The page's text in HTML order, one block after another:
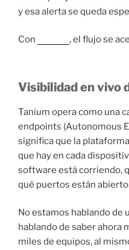
y esa alerta se queda
Con , el flujo se
Visibilidad en vivo
Tanium opera como una
endpoints (Autonomous
significa que la
que hay en cada
software está corriendo,
qué puertos están
No estamos hablando de
hablando de saber ahora
miles de equipos, al